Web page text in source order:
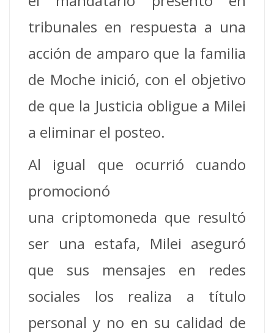
tribunales en respuesta a una
acción de amparo que la familia
de Moche inició, con el objetivo
de que la Justicia obligue a Milei
a eliminar el posteo.
Al igual que ocurrió cuando
promocionó
una criptomoneda que resultó
ser una estafa, Milei aseguró
que sus mensajes en redes
sociales los realiza a título
personal y no en su calidad de